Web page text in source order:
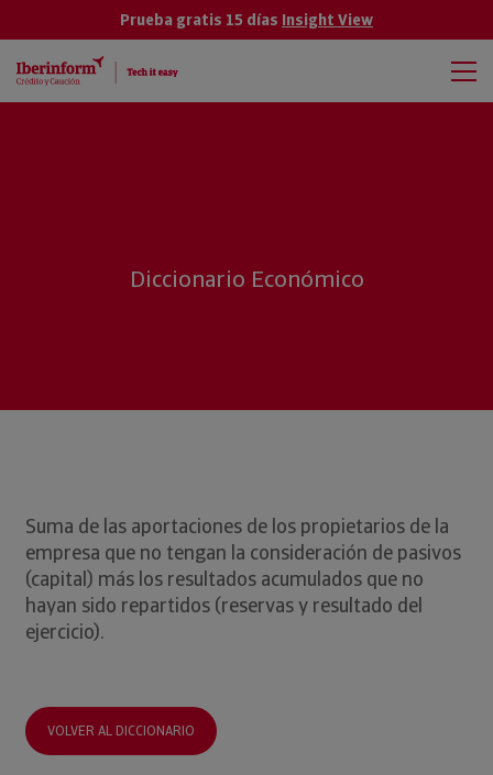
Prueba gratis 15 días Insight View
Diccionario Económico
Suma de las aportaciones de los propietarios de la
empresa que no tengan la consideración de pasivos
(capital) más los resultados acumulados que no
hayan sido repartidos (reservas y resultado del
ejercicio).
VOLVER AL DICCIONARIO